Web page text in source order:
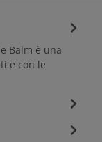
Balm è una
e con le